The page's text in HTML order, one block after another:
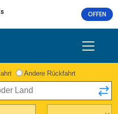
OFFEN
Andere Rückfahrt